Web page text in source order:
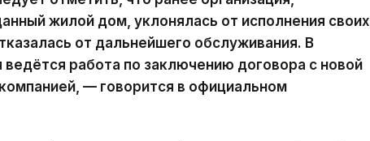
жилой дом, уклонялась от исполнения своих
от дальнейшего обслуживания. В
работа по заключению договора с новой
— говорится в официальном